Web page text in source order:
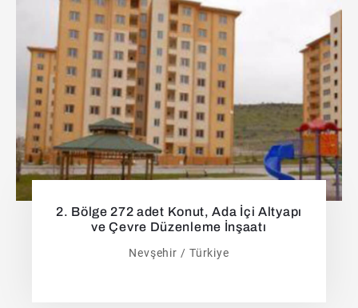
2. Bölge 272 adet Konut, Ada İçi Altyapı
ve Çevre Düzenleme İnşaatı
Nevşehir / Türkiye